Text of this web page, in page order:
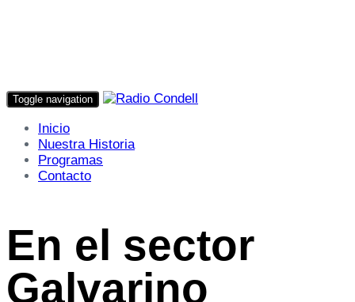
Toggle navigation
Inicio
Nuestra Historia
Programas
Contacto
En el sector
Galvarino